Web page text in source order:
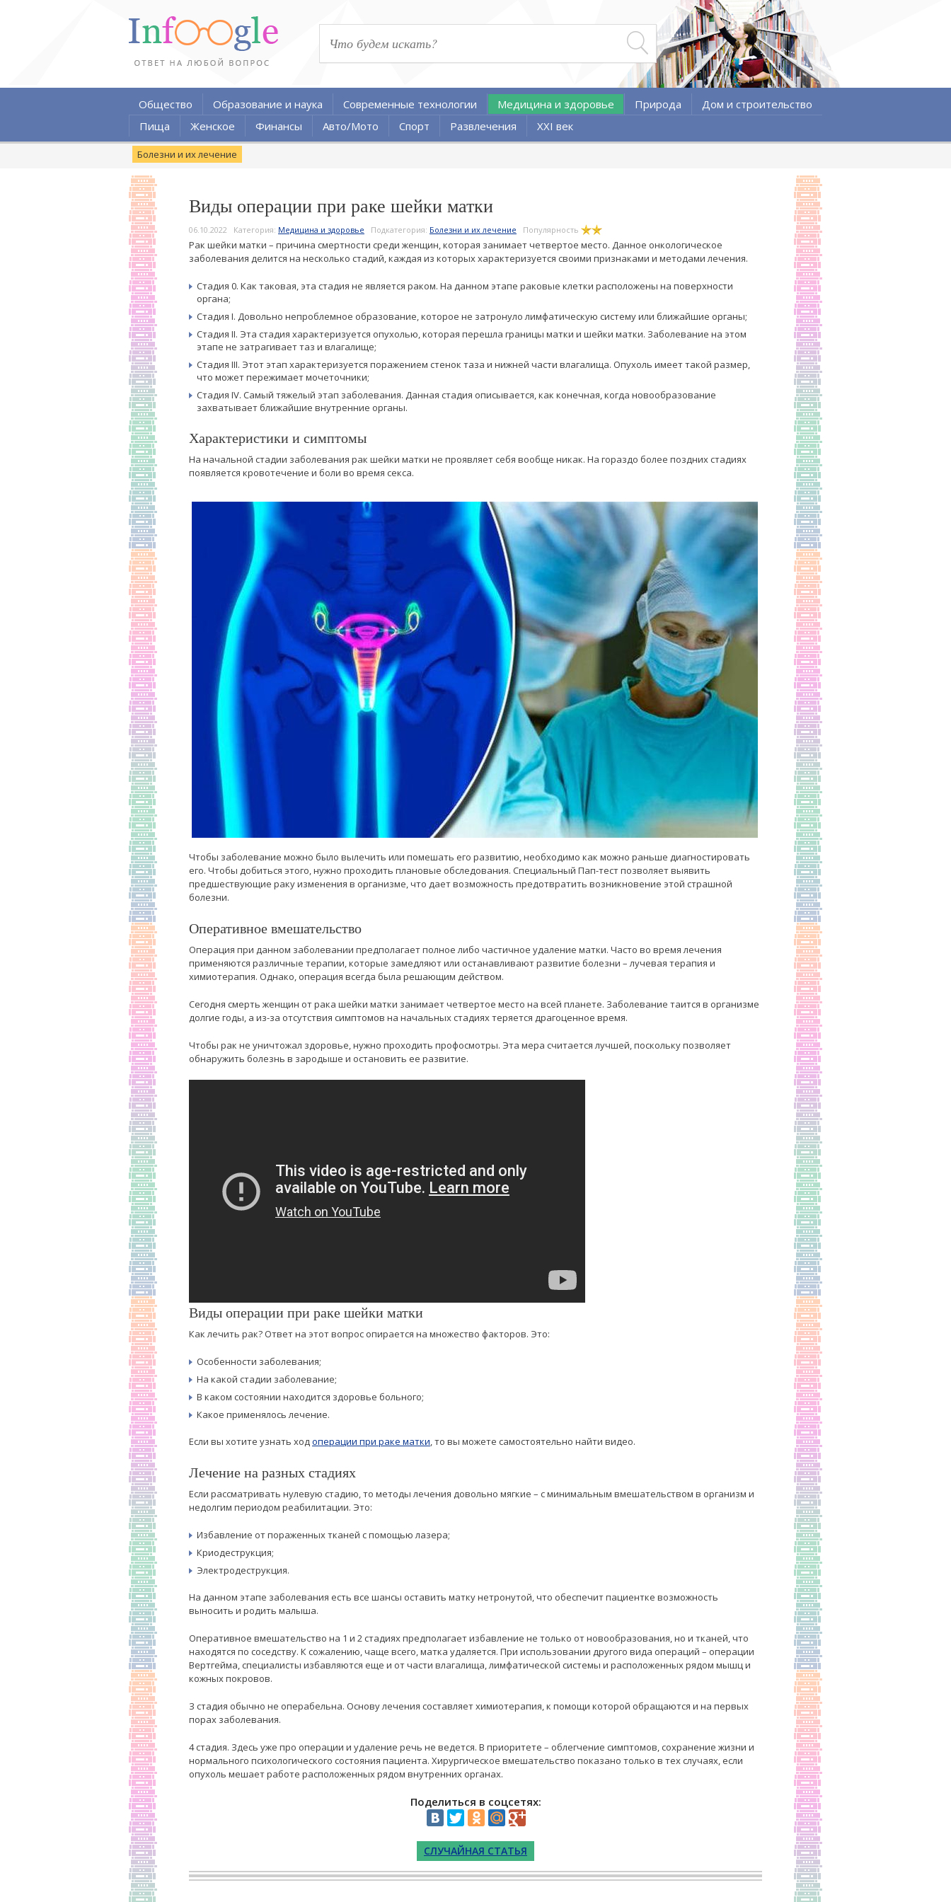
Общество Образование и наука Современные технологии Медицина и здоровье Природа
Дом и строительство
Пища
Женское Финансы Авто/Мото Спорт Развлечения XXI век
Болезни и их лечение
Виды операции при раке шейки матки
06.10.2022 Категория: Медицина и здоровье Подкатегория: Болезни и их лечение Популярность
Рак шейки матки – причина смертности среди женщин, которая занимает четвертое место. Данное онкологическое
заболевания делится на несколько стадий, каждая из которых характеризуется своими признаками и методами лечения.
Стадия 0. Как таковая, эта стадия не является раком. На данном этапе раковые клетки расположены на поверхности
органа;
Стадия I. Довольно непроблемное образование, которое не затронуло лимфатическую систему или ближайшие органы;
Стадия II. Эта стадия характеризуется опухолью, которая перешла границы матки и шейки матки. Заболевание на этом
этапе не затрагивает таз и влагалище;
Стадия III. Этот этап характеризуется поражением стенок таза и нижней части влагалища. Опухоль имеет такой размер,
что может пережимает мочеточники;
Стадия IV. Самый тяжелый этап заболевания. Данная стадия описывается, как конечная, когда новообразование
захватывает ближайшие внутренние органы.
Характеристики и симптомы
На начальной стадии заболевания рак шейки матки не проявляет себя вообще никак. На гораздо более поздних стадиях
появляется кровотечение и боли во время секса.
Чтобы заболевание можно было вылечить или помешать его развитию, необходимо как можно раньше диагностировать
его. Чтобы добиться этого, нужно проходить плановые обследования. Специальный Пап-тест позволяет выявить
предшествующие раку изменения в организме, что дает возможность предотвратить возникновение этой страшной
болезни.
Оперативное вмешательство
Операция при данном заболевании предполагает полное либо частичное удаление матки. Часто во время лечения
применяются различные терапии, которые замедляют или останавливают развитие болезни – лучевая терапия и
химиотерапия. Однако, операция всегда была решающим действом.
Сегодня смерть женщин от рака шейки матки занимает четвертое место на всей планете. Заболевание таится в организме
долгие годы, а из-за отсутствия симптомов на начальных стадиях теряется драгоценное время.
Чтобы рак не уничтожал здоровье, нужно проходить профосмотры. Эта мера считается лучшей, поскольку позволяет
обнаружить болезнь в зародыше и остановить ее развитие.
Виды операции при раке шейки матки
Как лечить рак? Ответ на этот вопрос опирается на множество факторов. Это:
Особенности заболевания;
На какой стадии заболевание;
В каком состоянии находится здоровье больного;
Какое применялось лечение.
Если вы хотите узнать ходоперации при раке матки, то вы можете самостоятельно найти видео.
Лечение на разных стадиях
Если рассматривать нулевую стадию, то методы лечения довольно мягкие – с минимальным вмешательством в организм и
недолгим периодом реабилитации. Это:
Избавление от пораженных тканей с помощью лазера;
Криодеструкция;
Электродеструкция.
На данном этапе заболевания есть все шансы оставить матку нетронутой, что обеспечит пациентке возможность
выносить и родить малыша.
Оперативное вмешательство на 1 и 2 стадиях предполагает избавление не только от новообразования, но и тканей, что
находятся по соседству. К сожалению, чаще всего, матка удаляется. При использовании другого вида операций – операции
Вертгейма, специалисты избавляются еще и от части влагалища, лимфатической системы и расположенных рядом мышц и
кожных покровов.
З стадия обычно не операбельна. Основу лечения составляет химиотерапия, к помощи которой обращаются и на первых
порах заболевания.
4 стадия. Здесь уже про операции и удаление речь не ведется. В приоритете – облегчение симптомов, сохранение жизни и
нормального психологического состояния пациента. Хирургическое вмешательство показано только в тех случаях, если
опухоль мешает работе расположенных рядом внутренних органах.
Поделиться в соцсетях:
СЛУЧАЙНАЯ СТАТЬЯ